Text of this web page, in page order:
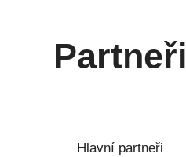
Partneři